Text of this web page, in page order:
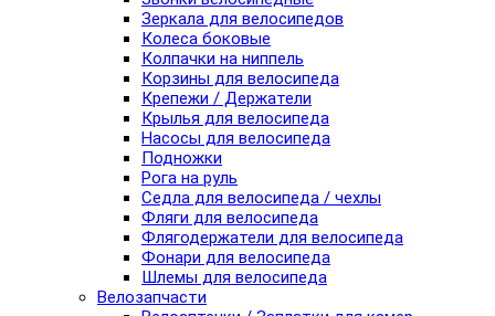
Зеркала для велосипедов
Колеса боковые
Колпачки на ниппель
Корзины для велосипеда
Крепежи / Держатели
Крылья для велосипеда
Насосы для велосипеда
Подножки
Рога на руль
Седла для велосипеда / чехлы
Фляги для велосипеда
Флягодержатели для велосипеда
Фонари для велосипеда
Шлемы для велосипеда
Велозапчасти